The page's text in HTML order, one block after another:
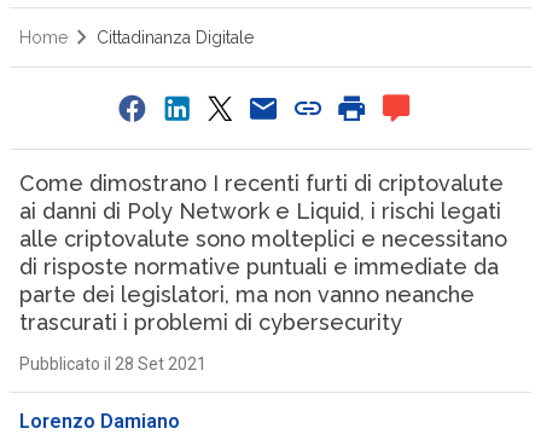
Home Cittadinanza Digitale
Come dimostrano I recenti furti di criptovalute
ai danni di Poly Network e Liquid, i rischi legati
alle criptovalute sono molteplici e necessitano
di risposte normative puntuali e immediate da
parte dei legislatori, ma non vanno neanche
trascurati i problemi di cybersecurity
Pubblicato il 28 Set 2021
Lorenzo Damiano